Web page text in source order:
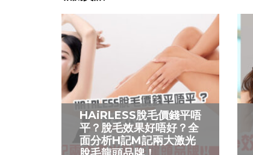
HAiRLESS脫毛價錢平唔
平？脫毛效果好唔好？全
面分析H記M記兩大激光